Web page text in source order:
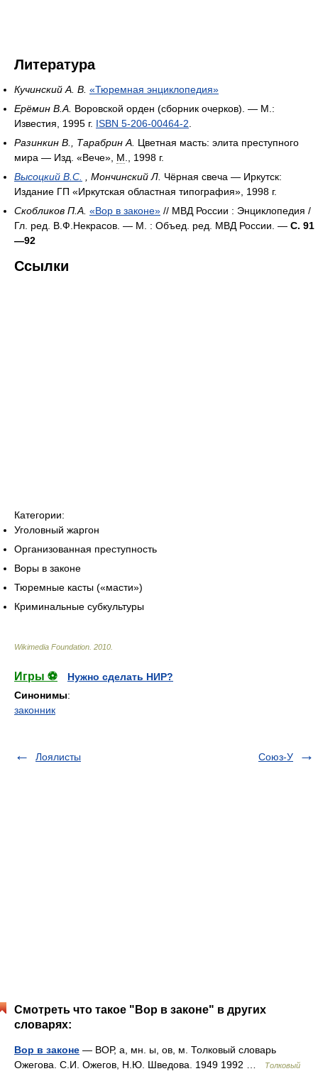
Литература
Кучинский А. В. «Тюремная энциклопедия»
Ерёмин В.А. Воровской орден (сборник очерков). — М.:
Известия, 1995 г. ISBN 5-206-00464-2
Разинкин В., Тарабрин А. Цветная масть: элита преступного
мира — Изд. «Вече», М ., 1998 г.
Высоцкий В.С.
, Мончинский Л. Чёрная свеча — Иркутск:
Издание ГП «Иркутская областная типография», 1998 г.
Скобликов П.А. «Вор в законе» // МВД России : Энциклопедия /
Гл. ред. В.Ф.Некрасов. — М. : Объед. ред. МВД России. — С. 91
—92
Ссылки
Категории:
Уголовный жаргон
Организованная преступность
Воры в законе
Тюремные касты («масти»)
Криминальные субкультуры
Wikimedia Foundation 2010
Игры ⚽
Нужно сделать НИР?
Синонимы:
законник
Лоялисты Союз-У
Смотреть что такое "Вор в законе" в других
словарях:
Вор в законе — ВОР, а, мн. ы, ов, м. Толковый словарь
Ожегова. С.И. Ожегов, Н.Ю. Шведова. 1949 1992 …
Толковый